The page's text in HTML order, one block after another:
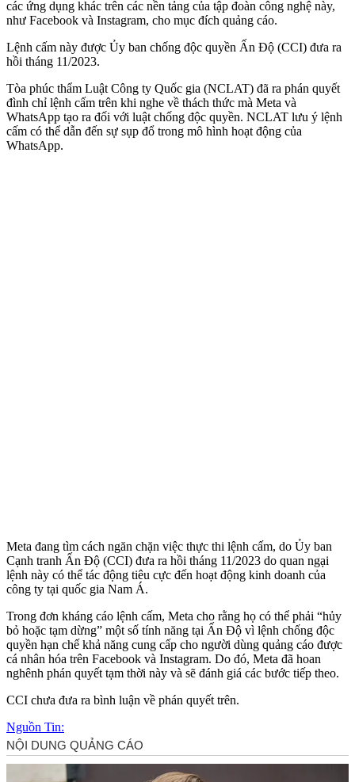
các ứng dụng khác trên các nền tảng của tập đoàn công nghệ này,
như Facebook và Instagram, cho mục đích quảng cáo.
Lệnh cấm này được Ủy ban chống độc quyền Ấn Độ (CCI) đưa ra
hồi tháng 11/2023.
Tòa phúc thẩm Luật Công ty Quốc gia (NCLAT) đã ra phán quyết
đình chỉ lệnh cấm trên khi nghe về thách thức mà Meta và
WhatsApp tạo ra đối với luật chống độc quyền. NCLAT lưu ý lệnh
cấm có thể dẫn đến sự sụp đổ trong mô hình hoạt động của
WhatsApp.
Meta đang tìm cách ngăn chặn việc thực thi lệnh cấm, do Ủy ban
Cạnh tranh Ấn Độ (CCI) đưa ra hồi tháng 11/2023 do quan ngại
lệnh này có thể tác động tiêu cực đến hoạt động kinh doanh của
công ty tại quốc gia Nam Á.
Trong đơn kháng cáo lệnh cấm, Meta cho rằng họ có thể phải “hủy
bỏ hoặc tạm dừng” một số tính năng tại Ấn Độ vì lệnh chống độc
quyền hạn chế khả năng cung cấp cho người dùng quảng cáo được
cá nhân hóa trên Facebook và Instagram. Do đó, Meta đã hoan
nghênh phán quyết tạm thời này và sẽ đánh giá các bước tiếp theo.
CCI chưa đưa ra bình luận về phán quyết trên.
Nguồn Tin: